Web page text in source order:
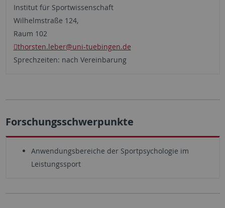
Institut für Sportwissenschaft
Wilhelmstraße 124,
Raum 102
thorsten.leber@uni-tuebingen.de
Sprechzeiten: nach Vereinbarung
Forschungsschwerpunkte
Anwendungsbereiche der Sportpsychologie im
Leistungssport